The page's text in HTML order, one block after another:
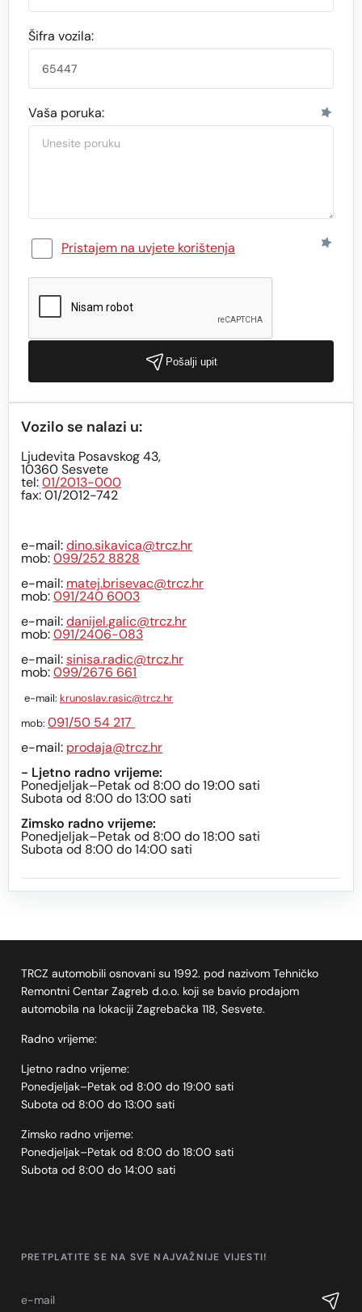
Šifra vozila:
Vaša poruka:
Pristajem na uvjete korištenja
Pošalji upit
Vozilo se nalazi u:
Ljudevita Posavskog 43,
10360 Sesvete
tel:01/2013-000
fax: 01/2012-742
e-mail:dino.sikavica@trcz.hr
mob:099/252 8828
e-mail: matej.brisevac@trcz.hr
mob:091/240 6003
e-mail:danijel.galic@trcz.hr
mob:091/2406-083
e-mail:sinisa.radic@trcz.hr
mob:099/2676 661
e-mail: krunoslav.rasic@trcz.hr
mob: 091/50 54 217
e-mail: prodaja@trcz.hr
- Ljetno radno vrijeme:
Ponedjeljak–Petak od 8:00 do 19:00 sati
Subota od 8:00 do 13:00 sati
Zimsko radno vrijeme:
Ponedjeljak–Petak od 8:00 do 18:00 sati
Subota od 8:00 do 14:00 sati
TRCZ automobili osnovani su 1992. pod nazivom Tehničko
Remontni Centar Zagreb d.o.o. koji se bavio prodajom
automobila na lokaciji Zagrebačka 118, Sesvete.
Radno vrijeme:
Ljetno radno vrijeme:
Ponedjeljak–Petak od 8:00 do 19:00 sati
Subota od 8:00 do 13:00 sati
Zimsko radno vrijeme:
Ponedjeljak–Petak od 8:00 do 18:00 sati
Subota od 8:00 do 14:00 sati
PRETPLATITE SE NA SVE NAJVAŽNIJE VIJESTI!